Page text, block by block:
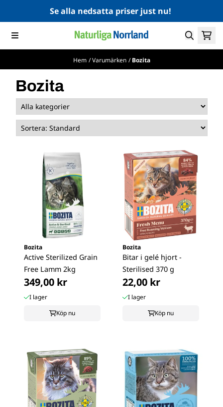
Hoppa till innehållSe alla nedsatta priser just nu!
Hem /Varumärken /Bozita
Bozita
Bozita
Active Sterilized Grain
Free Lamm 2kg
349,00 kr
I lager
Köp nu
Bozita
Bitar i gelé hjort -
Sterilised 370 g
22,00 kr
I lager
Köp nu